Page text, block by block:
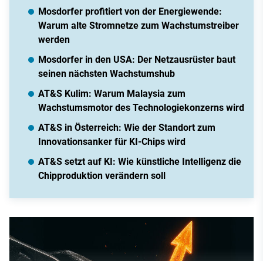
Mosdorfer profitiert von der Energiewende:
Warum alte Stromnetze zum Wachstumstreiber
werden
Mosdorfer in den USA: Der Netzausrüster baut
seinen nächsten Wachstumshub
AT&S Kulim: Warum Malaysia zum
Wachstumsmotor des Technologiekonzerns wird
AT&S in Österreich: Wie der Standort zum
Innovationsanker für KI-Chips wird
AT&S setzt auf KI: Wie künstliche Intelligenz die
Chipproduktion verändern soll